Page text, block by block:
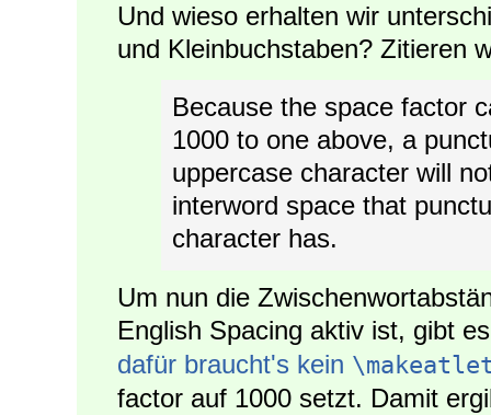
Und wieso erhalten wir
und Kleinbuchstaben? Zitieren
Because the space factor
1000 to one above, a
uppercase character will
interword space that
character has.
Um nun die
English Spacing aktiv ist, gibt
dafür braucht's kein
factor auf 1000 setzt. Damit